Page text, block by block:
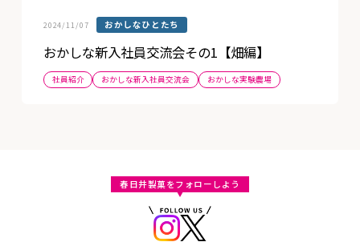
2024/11/07 おかしなひとたち
おかしな新入社員交流会その1【畑編】
社員紹介 おかしな新入社員交流会 おかしな実験農場
春日井製菓をフォローしよう